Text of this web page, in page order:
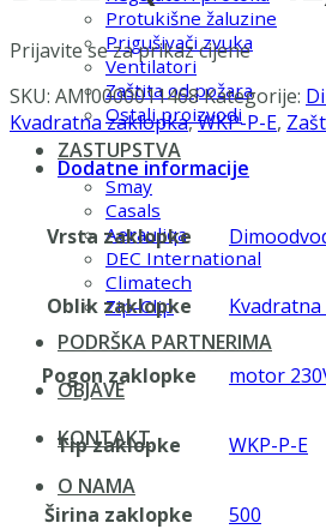
Protukišne žaluzine
Prigušivači zvuka
Ventilatori
Zaštita od požara
Ostali proizvodi
ZASTUPSTVA
Smay
Casals
Aerauliqa
DEC International
Climatech
Zip-Clip
PODRŠKA PARTNERIMA
OBJAVE
KONTAKT
O NAMA
Prijavite se za prikaz cijene
SKU: AMI0000011468Kategorije:
Kvadratna zaklopka,WKP-P-E,
Dodatne informacije
Vrsta zaklopke
Oblik zaklopke
Pogon zaklopke motor
Tip zaklopke WKP-P-E
Širina zaklopke 500